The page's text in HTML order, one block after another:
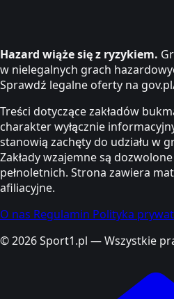
Hazard wiąże się z ryzykiem.
w nielegalnych grach
Sprawdź legalne oferty na
Treści dotyczące zakładów
charakter wyłącznie
stanowią zachęty do udziału w
Zakłady wzajemne są
pełnoletnich. Strona zawiera
afiliacyjne.
O nas Regulamin Polityka
© 2026 Sport1.pl — Wszystkie